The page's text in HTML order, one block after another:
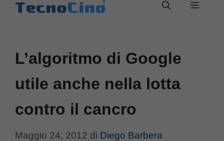
Menu
L’algoritmo di Google
utile anche nella lotta
contro il cancro
Maggio 24, 2012 di Diego Barbera